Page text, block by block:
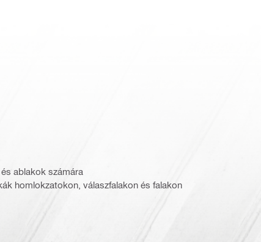
ablakok számára
homlokzatokon, válaszfalakon és falakon